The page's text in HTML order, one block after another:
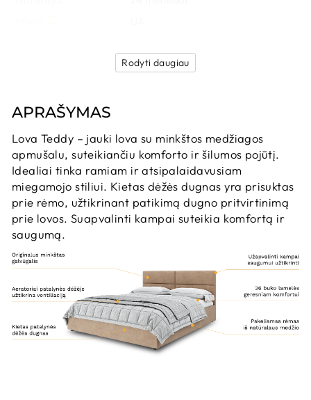
Rodyti daugiau
APRAŠYMAS
Lova Teddy – jauki lova su minkštos medžiagos
apmušalu, suteikiančiu komforto ir šilumos pojūtį.
Idealiai tinka ramiam ir atsipalaidavusiam
miegamojo stiliui. Kietas dėžės dugnas yra prisuktas
prie rėmo, užtikrinant patikimą dugno pritvirtinimą
prie lovos. Suapvalinti kampai suteikia komfortą ir
saugumą.